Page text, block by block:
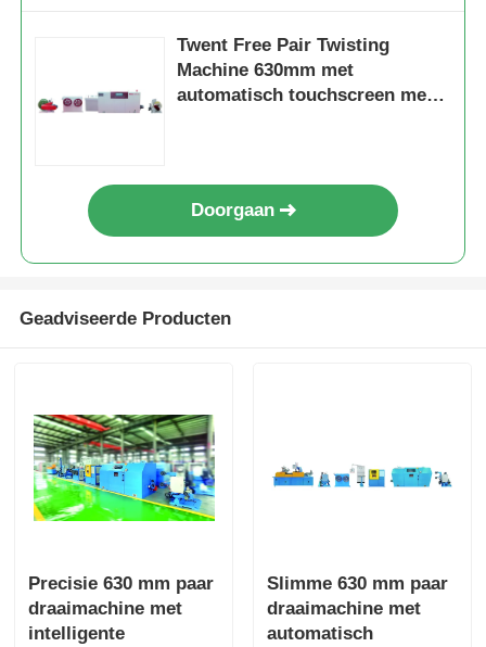
Twent Free Pair Twisting
Machine 630mm met
automatisch touchscreen met
Doorgaan
Geadviseerde Producten
Precisie 630 mm paar
draaimachine met
intelligente
Slimme 630 mm paar
draaimachine met
automatisch